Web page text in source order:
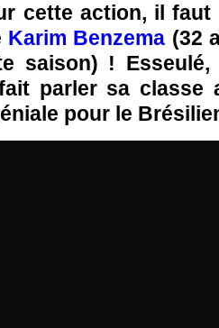
cette action, il
Karim Benzema (32
saison) ! Esseulé,
parler sa classe
pour le